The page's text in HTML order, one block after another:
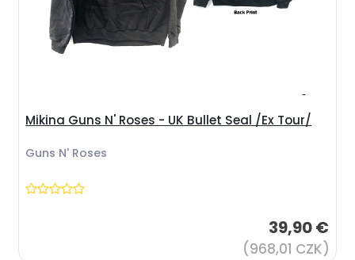
Mikina Guns N' Roses - UK Bullet Seal /Ex Tour/
Guns N' Roses
39,90 €
(968,01 CZK)